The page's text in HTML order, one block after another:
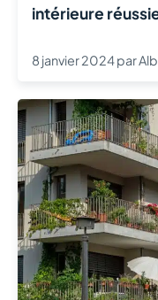
intérieure
8 janvier 2024par